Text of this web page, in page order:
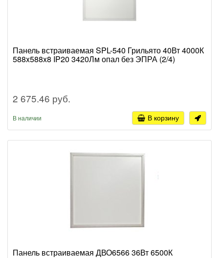
Панель встраиваемая SPL-540 Грильято 40Вт 4000К
588x588x8 IP20 3420Лм опал без ЭПРА (2/4)
2 675.46 руб.
В наличии В корзину
Панель встраиваемая ДВО6566 36Вт 6500К